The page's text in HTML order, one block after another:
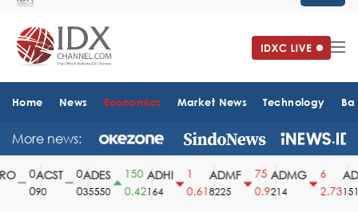
Home News Economics Market News Technology
More news:
ACST
90
ADES
35550
150
0.42
ADHI
164
0.61
ADMF
8225
75
0.9
ADMG
214
2.731510